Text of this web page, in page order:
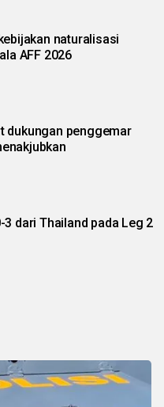
naturalisasi
AFF 2026
dukungan penggemar
3 dari Thailand pada Leg 2